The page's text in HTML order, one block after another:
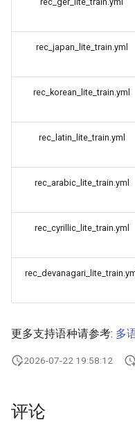
rec_japan_lite_train.yml
rec_korean_lite_train.yml
rec_latin_lite_train.yml
rec_arabic_lite_train.yml
rec_cyrillic_lite_train.yml
更多支持语种请参考: 多
2026-07-22 19:58:12
评论